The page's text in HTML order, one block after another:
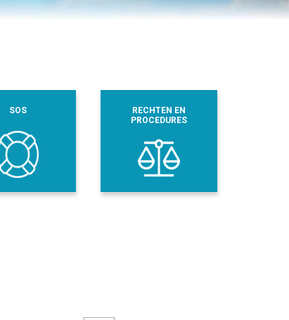
SOS
RECHTEN EN
PROCEDURES